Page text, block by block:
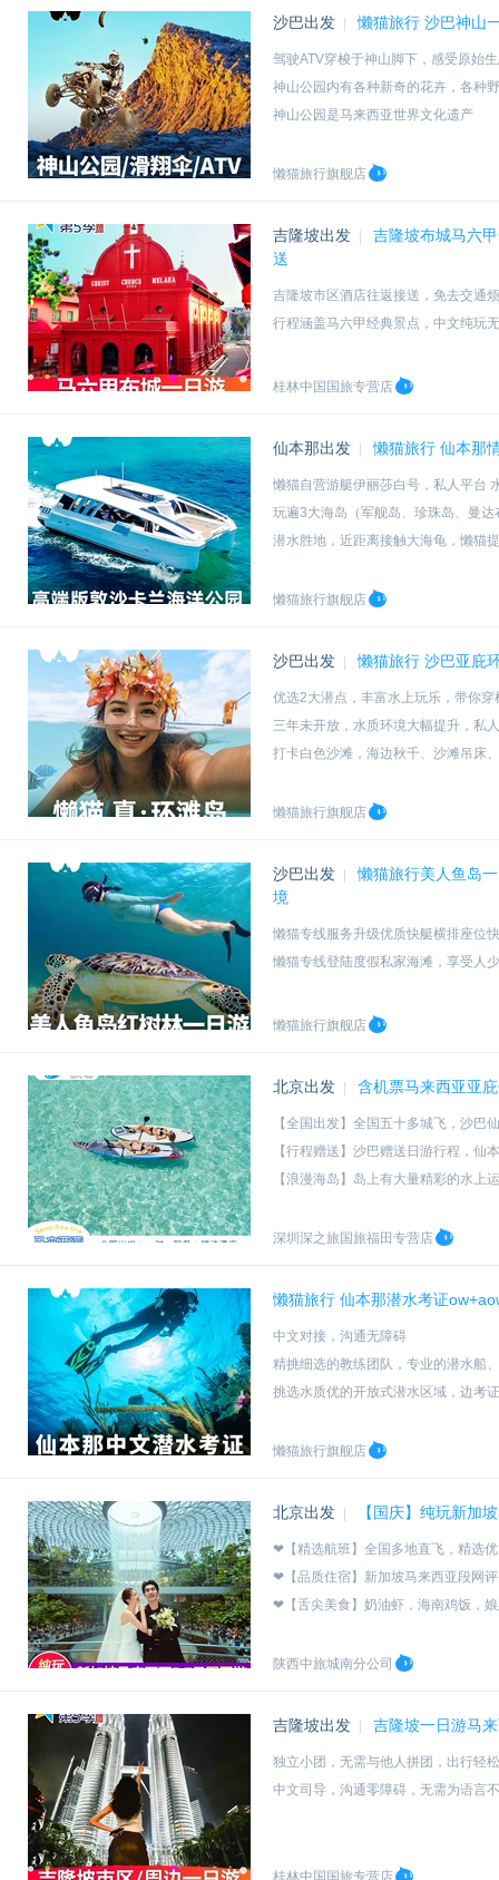
沙巴出发 懒猫旅行 沙巴神山
驾驶ATV穿梭于神山脚下，感受原始
神山公园内有各种新奇的花卉，各种
神山公园是马来西亚世界文化遗产
懒猫旅行旗舰店
吉隆坡出发
吉隆坡布城马六
送
吉隆坡市区酒店往返接送，免去交通
行程涵盖马六甲经典景点，中文纯玩
全程中文服务，新增品质专车，体验
桂林中国国旅专营店
仙本那出发 懒猫旅行 仙本那
懒猫自营游艇伊丽莎白号，私人平台
玩遍3大海岛（军舰岛、珍珠岛、曼
潜水胜地，近距离接触大海龟，懒猫
懒猫旅行旗舰店
沙巴出发 懒猫旅行 沙巴亚庇
优选2大潜点，丰富水上玩乐，带你
三年未开放，水质环境大幅提升，私
打卡白色沙滩，海边秋千、沙滩吊床
懒猫旅行旗舰店
沙巴出发
懒猫旅行美人鱼岛
境
懒猫专线服务升级优质快艇横排座位
懒猫专线登陆度假私家海滩，享受人
提供水上玩具，体验游泳圣地的魅力
懒猫旅行旗舰店
北京出发 含机票马来西亚亚
【全国出发】全国五十多城飞，沙巴
【行程赠送】沙巴赠送日游行程，仙
【浪漫海岛】岛上有大量精彩的水上
深圳深之旅国旅福田专营店
懒猫旅行 仙本那潜水考证
中文对接，沟通无障碍
精挑细选的教练团队，专业的潜水船
挑选水质优的开放式潜水区域，边考
懒猫旅行旗舰店
北京出发 【国庆】纯玩新加
❤【精选航班】全国多地直飞，精选
❤【品质住宿】新加坡马来西亚段网
❤【舌尖美食】奶油虾，海南鸡饭，
陕西中旅城南分公司
吉隆坡出发 吉隆坡一日游马
独立小团，无需与他人拼团，出行轻
中文司导，沟通零障碍，无需为语言
桂林中国国旅专营店